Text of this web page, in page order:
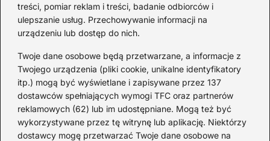
treści, pomiar reklam i treści, badanie odbiorców i
ulepszanie usług. Przechowywanie informacji na
urządzeniu lub dostęp do nich.
Twoje dane osobowe będą przetwarzane, a informacje z
Twojego urządzenia (pliki cookie, unikalne identyfikatory
itp.) mogą być wyświetlane i zapisywane przez 137
dostawców spełniających wymogi TFC oraz partnerów
reklamowych (62) lub im udostępniane. Mogą też być
wykorzystywane przez tę witrynę lub aplikację. Niektórzy
dostawcy mogę przetwarzać Twoje dane osobowe na